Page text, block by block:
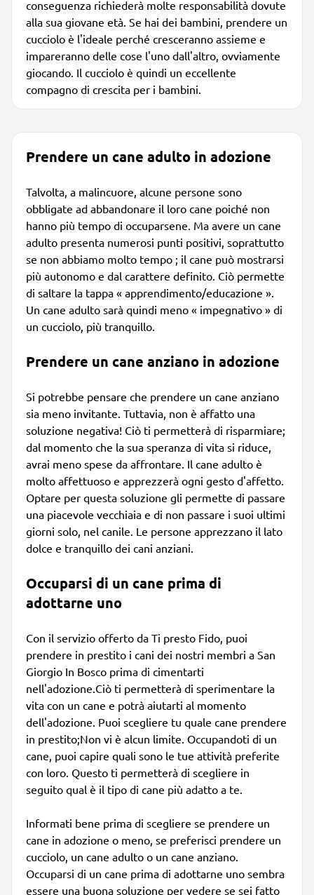
conseguenza richiederà molte responsabilità dovute
alla sua giovane età. Se hai dei bambini, prendere un
cucciolo è l'ideale perché cresceranno assieme e
impareranno delle cose l'uno dall'altro, ovviamente
giocando. Il cucciolo è quindi un eccellente
compagno di crescita per i bambini.
Prendere un cane adulto in adozione
Talvolta, a malincuore, alcune persone sono
obbligate ad abbandonare il loro cane poiché non
hanno più tempo di occuparsene. Ma avere un cane
adulto presenta numerosi punti positivi, soprattutto
se non abbiamo molto tempo ; il cane può mostrarsi
più autonomo e dal carattere definito. Ciò permette
di saltare la tappa « apprendimento/educazione ».
Un cane adulto sarà quindi meno « impegnativo » di
un cucciolo, più tranquillo.
Prendere un cane anziano in adozione
Si potrebbe pensare che prendere un cane anziano
sia meno invitante. Tuttavia, non è affatto una
soluzione negativa! Ciò ti permetterà di risparmiare;
dal momento che la sua speranza di vita si riduce,
avrai meno spese da affrontare. Il cane adulto è
molto affettuoso e apprezzerà ogni gesto d'affetto.
Optare per questa soluzione gli permette di passare
una piacevole vecchiaia e di non passare i suoi ultimi
giorni solo, nel canile. Le persone apprezzano il lato
dolce e tranquillo dei cani anziani.
Occuparsi di un cane prima di
adottarne uno
Con il servizio offerto da Ti presto Fido, puoi
prendere in prestito i cani dei nostri membri a San
Giorgio In Bosco prima di cimentarti
nell'adozione.Ciò ti permetterà di sperimentare la
vita con un cane e potrà aiutarti al momento
dell'adozione. Puoi scegliere tu quale cane prendere
in prestito;Non vi è alcun limite. Occupandoti di un
cane, puoi capire quali sono le tue attività preferite
con loro. Questo ti permetterà di scegliere in
seguito qual è il tipo di cane più adatto a te.
Informati bene prima di scegliere se prendere un
cane in adozione o meno, se preferisci prendere un
cucciolo, un cane adulto o un cane anziano.
Occuparsi di un cane prima di adottarne uno sembra
essere una buona soluzione per vedere se sei fatto